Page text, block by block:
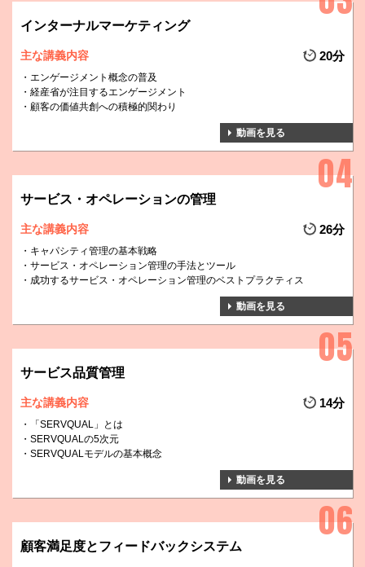
インターナルマーケティング
主な講義内容 20分
エンゲージメント概念の普及
経産省が注目するエンゲージメント
顧客の価値共創への積極的関わり
動画を見る
サービス・オペレーションの管理
主な講義内容 26分
キャパシティ管理の基本戦略
サービス・オペレーション管理の手法とツール
成功するサービス・オペレーション管理のベストプラクティス
動画を見る
サービス品質管理
主な講義内容 14分
「SERVQUAL」とは
SERVQUALの5次元
SERVQUALモデルの基本概念
動画を見る
顧客満足度とフィードバックシステム